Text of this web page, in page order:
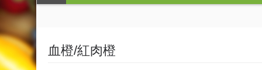
血橙/紅肉橙